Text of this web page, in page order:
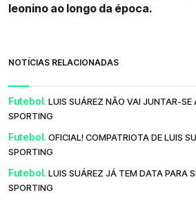
leonino ao longo da época.
NOTÍCIAS RELACIONADAS
Futebol. LUIS SUÁREZ NÃO VAI JUNTAR-SE
SPORTING
Futebol. OFICIAL! COMPATRIOTA DE LUIS
SPORTING
Futebol. LUIS SUÁREZ JÁ TEM DATA PARA
SPORTING